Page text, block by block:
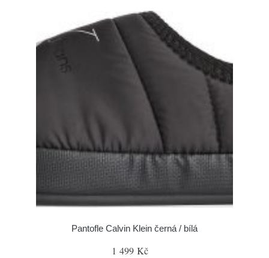
Pantofle Calvin Klein černá / bílá
1 499 Kč